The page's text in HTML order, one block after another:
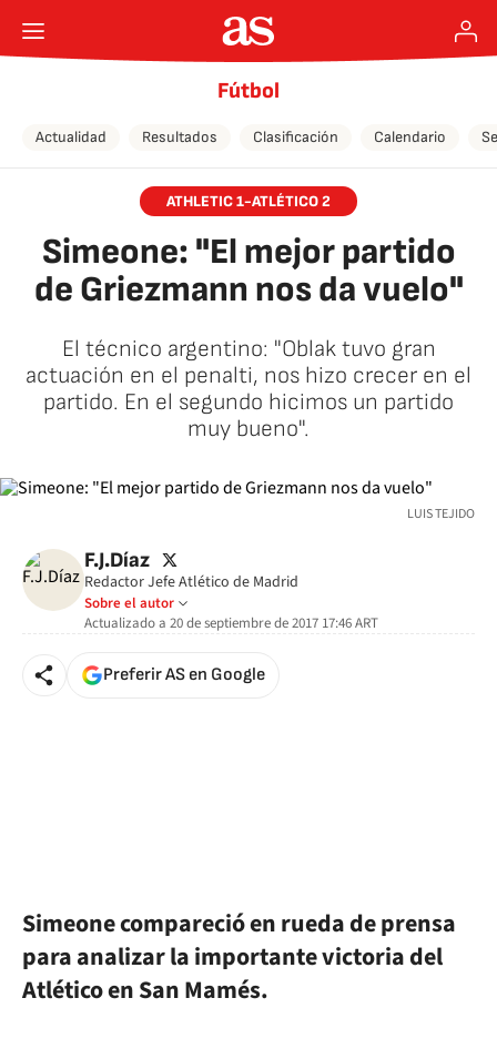
Fútbol
Actualidad Resultados Clasificación Calendario
ATHLETIC 1-ATLÉTICO 2
Simeone: "El mejor partido
de Griezmann nos da vuelo"
El técnico argentino: "Oblak tuvo gran
actuación en el penalti, nos hizo crecer en el
partido. En el segundo hicimos un partido
muy bueno".
LUIS TEJIDO
F.J.Díaz twitter
Redactor Jefe Atlético de Madrid
Sobre el autor
Actualizado a 20 de septiembre de 2017 17:46ART
Preferir AS en Google
Simeone compareció en rueda de prensa
para analizar la importante victoria del
Atlético en San Mamés.